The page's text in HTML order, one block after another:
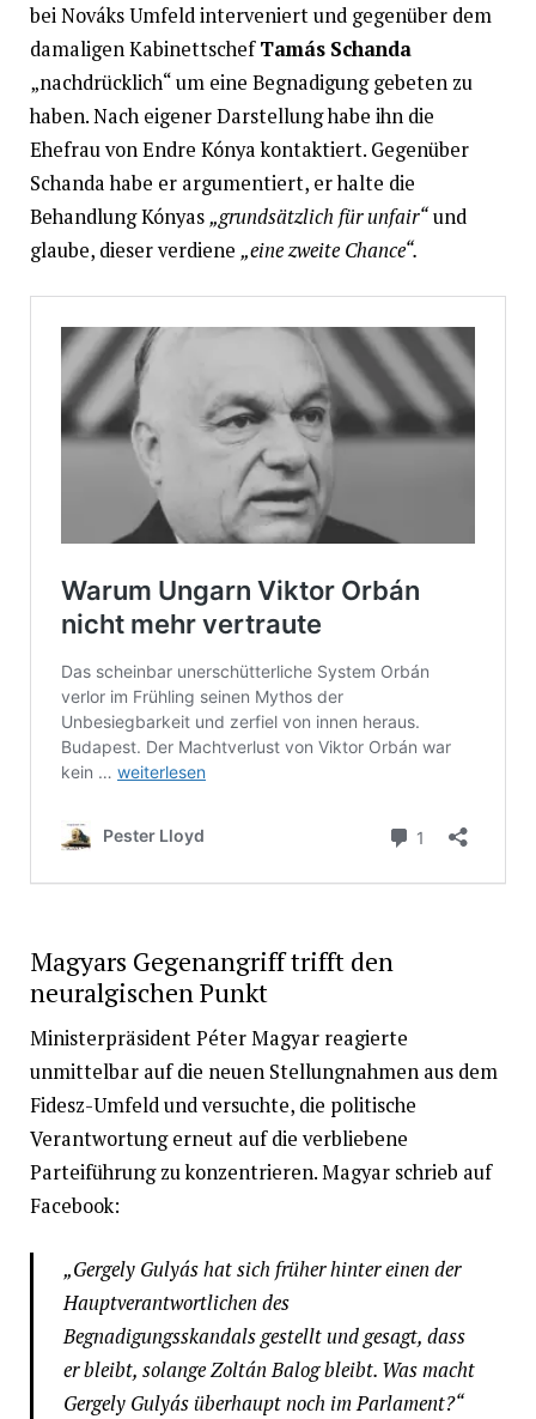
bei Nováks Umfeld interveniert und gegenüber dem
damaligen KabinettschefTamás Schanda
„nachdrücklich“ um eine Begnadigung gebeten zu
haben. Nach eigener Darstellung habe ihn die
Ehefrau von Endre Kónya kontaktiert. Gegenüber
Schanda habe er argumentiert, er halte die
Behandlung Kónyas„grundsätzlich für unfair“und
glaube, dieser verdiene „eine zweite Chance“.
Magyars Gegenangriff trifft den
neuralgischen Punkt
Ministerpräsident Péter Magyar reagierte
unmittelbar auf die neuen Stellungnahmen aus dem
Fidesz-Umfeld und versuchte, die politische
Verantwortung erneut auf die verbliebene
Parteiführung zu konzentrieren. Magyar schrieb auf
Facebook:
„Gergely Gulyás hat sich früher hinter einen der
Hauptverantwortlichen des
Begnadigungsskandals gestellt und gesagt, dass
er bleibt, solange Zoltán Balog bleibt. Was macht
Gergely Gulyás überhaupt noch im Parlament?“